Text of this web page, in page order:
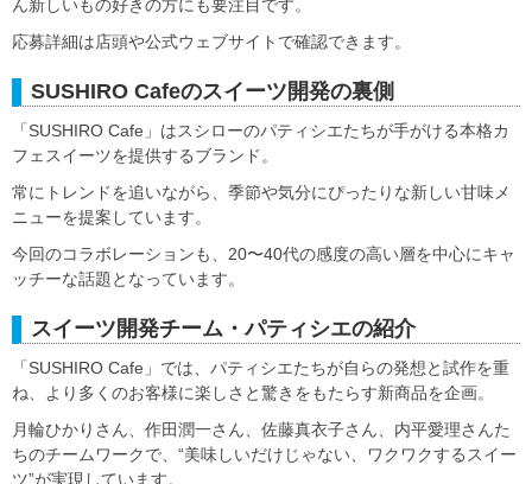
ん新しいもの好きの方にも要注目です。
応募詳細は店頭や公式ウェブサイトで確認できます。
SUSHIRO Cafeのスイーツ開発の裏側
「SUSHIRO Cafe」はスシローのパティシエたちが手がける本格カ
フェスイーツを提供するブランド。
常にトレンドを追いながら、季節や気分にぴったりな新しい甘味メ
ニューを提案しています。
今回のコラボレーションも、20〜40代の感度の高い層を中心にキャ
ッチーな話題となっています。
スイーツ開発チーム・パティシエの紹介
「SUSHIRO Cafe」では、パティシエたちが自らの発想と試作を重
ね、より多くのお客様に楽しさと驚きをもたらす新商品を企画。
月輪ひかりさん、作田潤一さん、佐藤真衣子さん、内平愛理さんた
ちのチームワークで、“美味しいだけじゃない、ワクワクするスイー
ツ”が実現しています。